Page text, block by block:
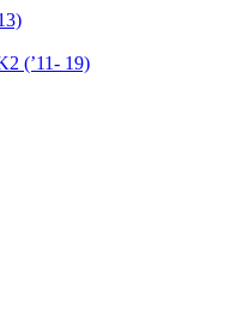
(’11- 19)